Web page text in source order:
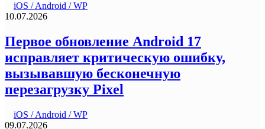
iOS / Android / WP
10.07.2026
Первое обновление Android 17
исправляет критическую ошибку,
вызывавшую бесконечную
перезагрузку Pixel
iOS / Android / WP
09.07.2026